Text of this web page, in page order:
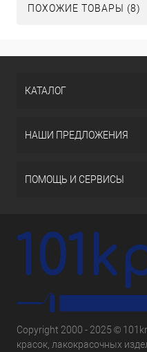
ПОХОЖИЕ ТОВАРЫ (8)
КАТАЛОГ
НАШИ ПРЕДЛОЖЕНИЯ
ПОМОЩЬ И СЕРВИСЫ
Copyright 2000 - 2025 ©
красок, лакокрасочных